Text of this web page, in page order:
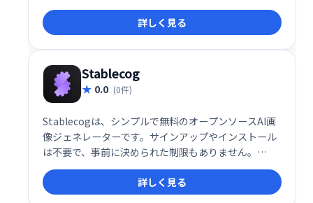
詳しく見る
Stablecog
0.0 (0件)
Stablecogは、シンプルで無料のオープンソースAI画
像ジェネレーターです。サインアップやインストール
は不要で、事前に決められた制限もありません。
Stable Diffusionを誰でも手軽に利用でき、GPUパワ
ーを寄付することでさらに多くの人が利用できます。
独自のStable Diffusion GUIとしても活用可能。
詳しく見る